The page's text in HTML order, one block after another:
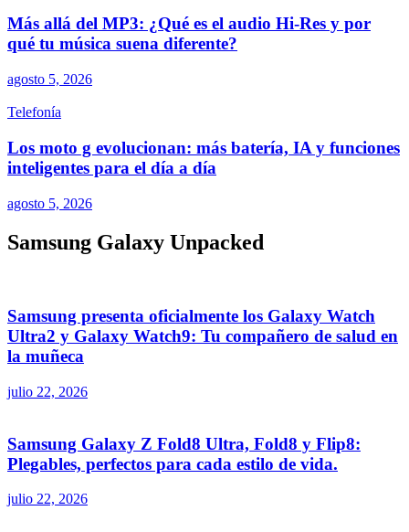
Más allá del MP3: ¿Qué es el audio Hi-Res y por
qué tu música suena diferente?
agosto 5, 2026
Telefonía
Los moto g evolucionan: más batería, IA y funciones
inteligentes para el día a día
agosto 5, 2026
Samsung Galaxy Unpacked
Samsung presenta oficialmente los Galaxy Watch
Ultra2 y Galaxy Watch9: Tu compañero de salud en
la muñeca
julio 22, 2026
Samsung Galaxy Z Fold8 Ultra, Fold8 y Flip8:
Plegables, perfectos para cada estilo de vida.
julio 22, 2026